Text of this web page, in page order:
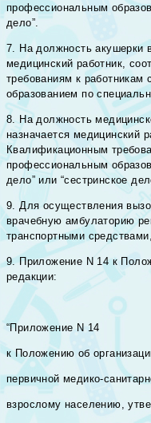
профессиональным
дело”.
7. На должность акушерки
медицинский работник,
требованиям к
образованием по
8. На должность
назначается медицинский
Квалификационным
профессиональным
дело” или “сестринское
9. Для осуществления
врачебную амбулаторию
транспортными
9. Приложение N 14 к
редакции:
“Приложение N 14
к Положению об
первичной медико-
взрослому населению,